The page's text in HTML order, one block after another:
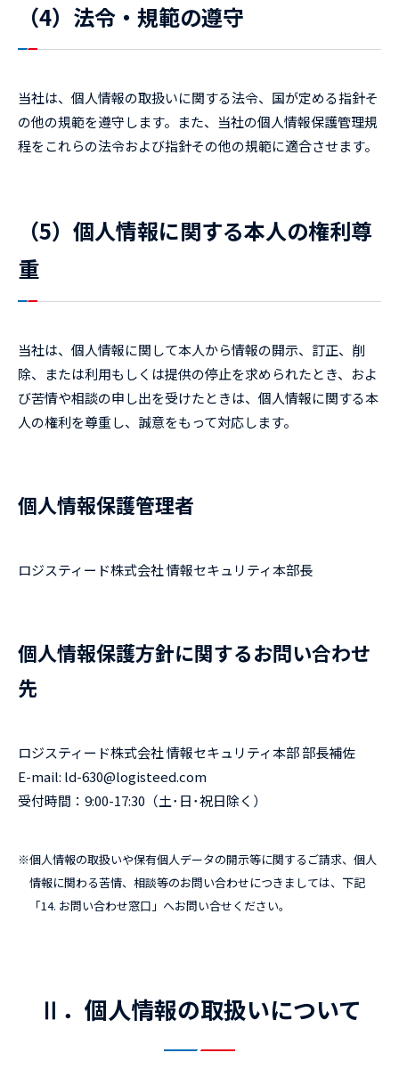
（4）法令・規範の遵守
当社は、個人情報の取扱いに関する法令、国が定める指針そ
の他の規範を遵守します。また、当社の個人情報保護管理規
程をこれらの法令および指針その他の規範に適合させます。
（5）個人情報に関する本人の権利尊
重
当社は、個人情報に関して本人から情報の開示、訂正、削
除、または利用もしくは提供の停止を求められたとき、およ
び苦情や相談の申し出を受けたときは、個人情報に関する本
人の権利を尊重し、誠意をもって対応します。
個人情報保護管理者
ロジスティード株式会社 情報セキュリティ本部長
個人情報保護方針に関するお問い合わせ
先
ロジスティード株式会社 情報セキュリティ本部 部長補佐
E-mail: ld-630@logisteed.com
受付時間：9:00-17:30（土･日･祝日除く）
※個人情報の取扱いや保有個人データの開示等に関するご請求、個人
情報に関わる苦情、相談等のお問い合わせにつきましては、下記
「14. お問い合わせ窓口」へお問い合せください。
Ⅱ．個人情報の取扱いについて